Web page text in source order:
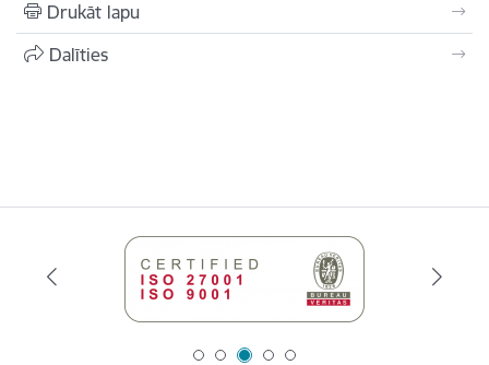
Drukāt lapu
Dalīties